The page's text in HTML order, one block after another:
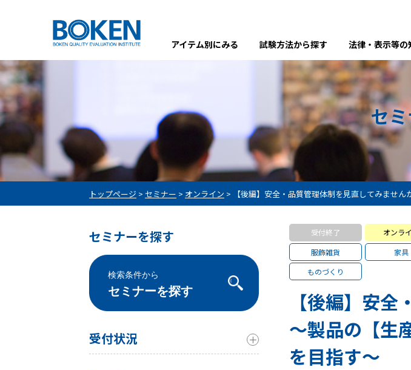
アイテム別にみる 試験方法から探す 法律・表示等の
セ
トップページ > セミナー > オンライン > 【後編】安全・品質管理体制を見直してみませ
セミナーを探す
検索条件から
セミナーを探す
受付状況
受付終了 オンラ
服飾雑貨
家具
ものづくり
【後編】安
～製品の【生
を目指す～